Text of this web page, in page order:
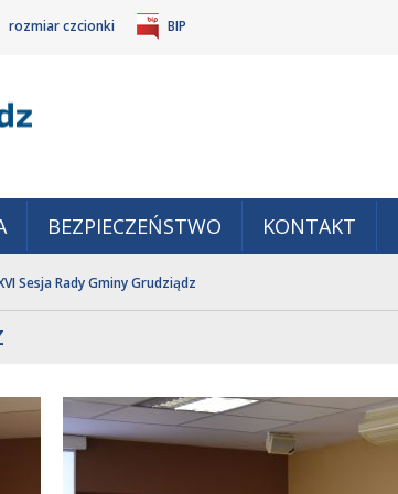
rozmiar czcionki BIP
BEZPIECZEŃSTWO KONTAKT
Sesja Rady Gminy Grudziądz